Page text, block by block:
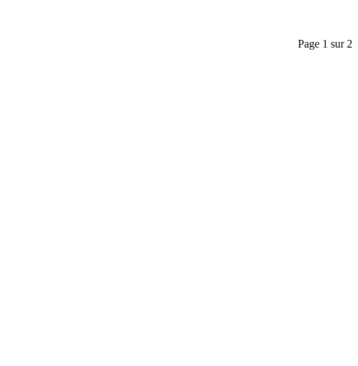
Page 1 sur 2